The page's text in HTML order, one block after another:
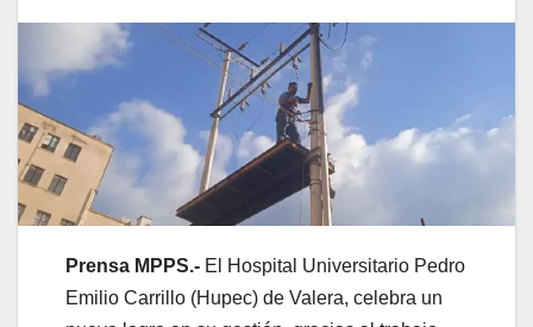
Prensa MPPS.- El Hospital Universitario Pedro
Emilio Carrillo (Hupec) de Valera, celebra un